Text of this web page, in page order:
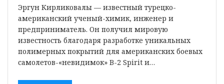
Эргун Кирликовалы — известный турецко-
американский ученый-химик, инженер и
предприниматель. Он получил мировую
известность благодаря разработке уникальных
полимерных покрытий для американских боевых
самолетов-«невидимок» B-2 Spirit и…